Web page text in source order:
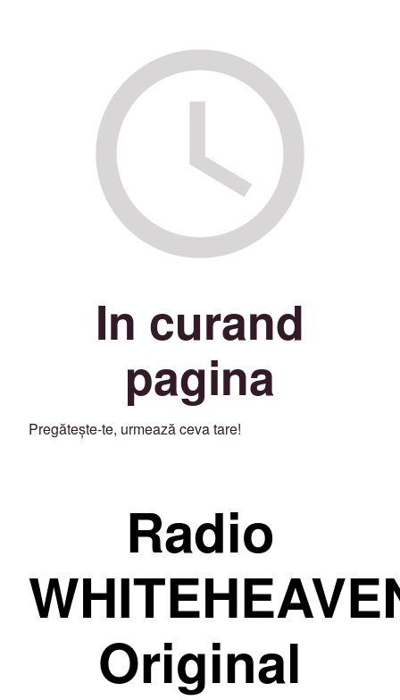
In curand
pagina
Pregătește-te, urmează ceva tare!
Radio
Original